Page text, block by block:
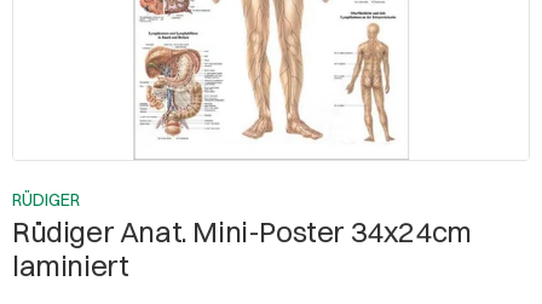
RÜDIGER
Rüdiger Anat. Mini-Poster 34x24cm
laminiert